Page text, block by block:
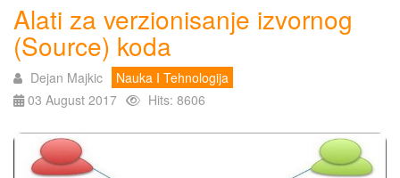
Alati za verzionisanje izvornog
(Source) koda
Dejan Majkic
Nauka I Tehnologija
03 August 2017
Hits: 8606